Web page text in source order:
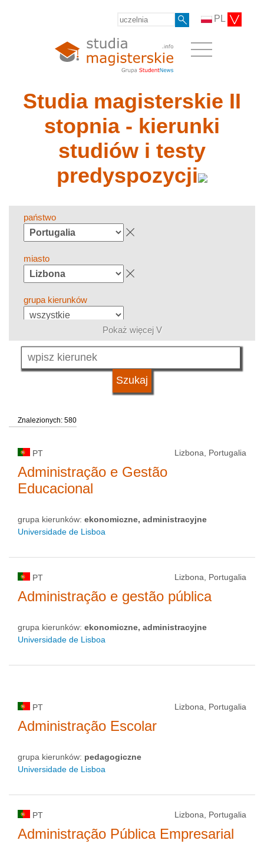
PL
Studia magisterskie II
stopnia - kierunki
studiów i testy
predyspozycji
państwo
miasto
grupa kierunków
język
typ uczelni
status uczelni
Pokaż więcej V
Znalezionych: 580
PT Lizbona, Portugalia
Administração e Gestão
Educacional
grupa kierunków: ekonomiczne, administracyjne
Universidade de Lisboa
PT Lizbona, Portugalia
Administração e gestão pública
grupa kierunków: ekonomiczne, administracyjne
Universidade de Lisboa
PT Lizbona, Portugalia
Administração Escolar
grupa kierunków: pedagogiczne
Universidade de Lisboa
PT Lizbona, Portugalia
Administração Pública Empresarial